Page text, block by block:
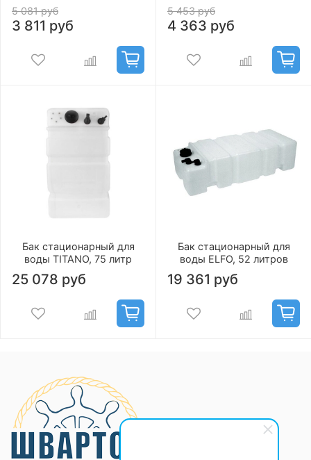
5 081 руб
3 811 руб
5 453 руб
4 363 руб
Бак стационарный для
воды TITANO, 75 литр
25 078 руб
Бак стационарный для
воды ELFO, 52 литров
19 361 руб